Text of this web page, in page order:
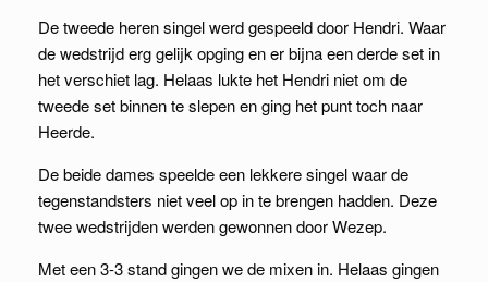
De tweede heren singel werd gespeeld door Hendri. Waar
de wedstrijd erg gelijk opging en er bijna een derde set in
het verschiet lag. Helaas lukte het Hendri niet om de
tweede set binnen te slepen en ging het punt toch naar
Heerde.
De beide dames speelde een lekkere singel waar de
tegenstandsters niet veel op in te brengen hadden. Deze
twee wedstrijden werden gewonnen door Wezep.
Met een 3-3 stand gingen we de mixen in. Helaas gingen